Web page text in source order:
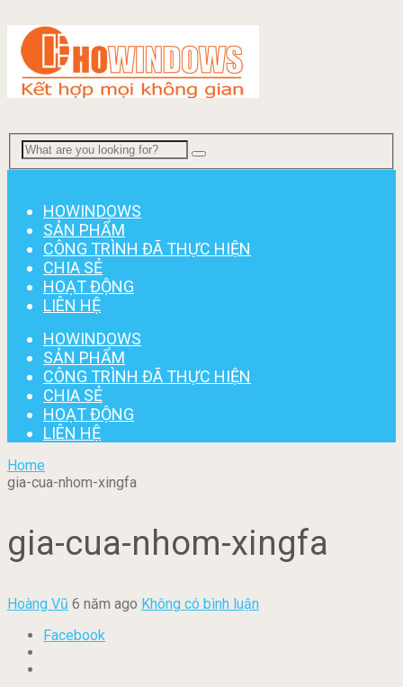
HOWINDOWS
SẢN PHẨM
CÔNG TRÌNH ĐÃ THỰC HIỆN
CHIA SẺ
HOẠT ĐỘNG
LIÊN HỆ
HOWINDOWS
SẢN PHẨM
CÔNG TRÌNH ĐÃ THỰC HIỆN
CHIA SẺ
HOẠT ĐỘNG
LIÊN HỆ
Home
gia-cua-nhom-xingfa
gia-cua-nhom-xingfa
Hoàng Vũ 6 năm ago Không có bình luận
Facebook